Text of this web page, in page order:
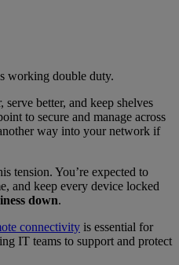
working double duty.
serve better, and keep shelves
to secure and manage across
way into your network if
tension. You’re expected to
and keep every device locked
down.
connectivity is essential for
IT teams to support and protect